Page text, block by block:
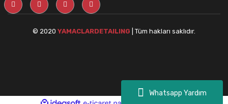
Whatsapp Yardım
© 2020 YAMACLARDETAILING | Tüm hakları saklıdır.